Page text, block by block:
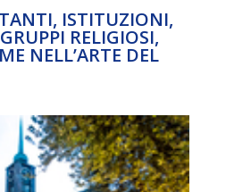
ISTITUZIONI,
RELIGIOSI,
NELL’ARTE DEL